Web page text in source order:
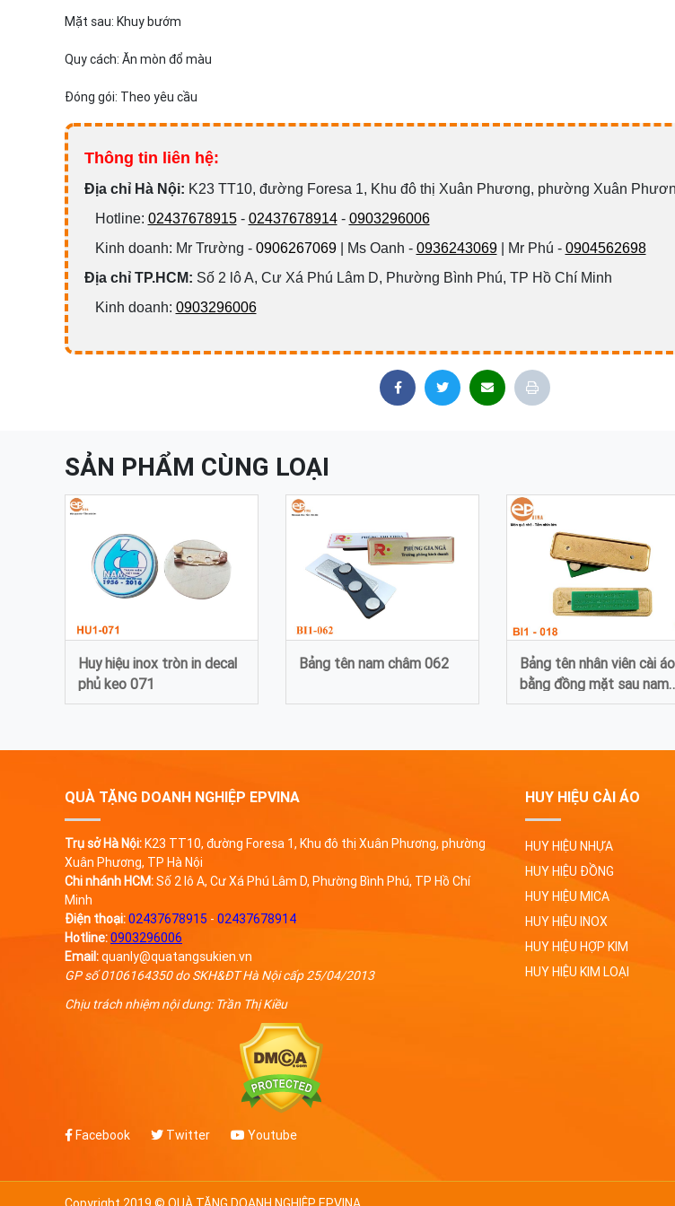
Mặt sau: Khuy bướm
Quy cách: Ăn mòn đổ màu
Đóng gói: Theo yêu cầu
Thông tin liên hệ:
Địa chỉ Hà Nội: K23 TT10, đường Foresa 1, Khu đô thị Xuân Phương, phường Xuân
Hotline: 02437678915- 02437678914- 0903296006
Kinh doanh: Mr Trường - 0906267069| Ms Oanh - 0936243069| Mr Phú - 0904562698
Địa chỉ TP.HCM: Số 2 lô A, Cư Xá Phú Lâm D, Phường Bình Phú, TP Hồ Chí Minh
Kinh doanh: 0903296006
SẢN PHẨM CÙNG LOẠI
Huy hiệu inox tròn in decal
phủ keo 071
Bảng tên nam châm 062
Bảng tên nhân viên cài áo
bằng đồng mặt sau nam
châm 18
QUÀ TẶNG DOANH NGHIỆP EPVINA
Trụ sở Hà Nội:K23 TT10, đường Foresa 1, Khu đô thị Xuân Phương, phường
Xuân Phương, TP Hà Nội
Chi nhánh HCM:Số 2 lô A, Cư Xá Phú Lâm D, Phường Bình Phú, TP Hồ Chí
Minh
Điện thoại:02437678915 - 02437678914
Hotline:0903296006
Email:quanly@quatangsukien.vn
GP số 0106164350 do SKH&ĐT Hà Nội cấp 25/04/2013
Chịu trách nhiệm nội dung: Trần Thị Kiều
Facebook Twitter Youtube
HUY HIỆU CÀI ÁO
HUY HIỆU NHỰA
HUY HIỆU ĐỒNG
HUY HIỆU MICA
HUY HIỆU INOX
HUY HIỆU HỢP KIM
HUY HIỆU KIM LOẠI